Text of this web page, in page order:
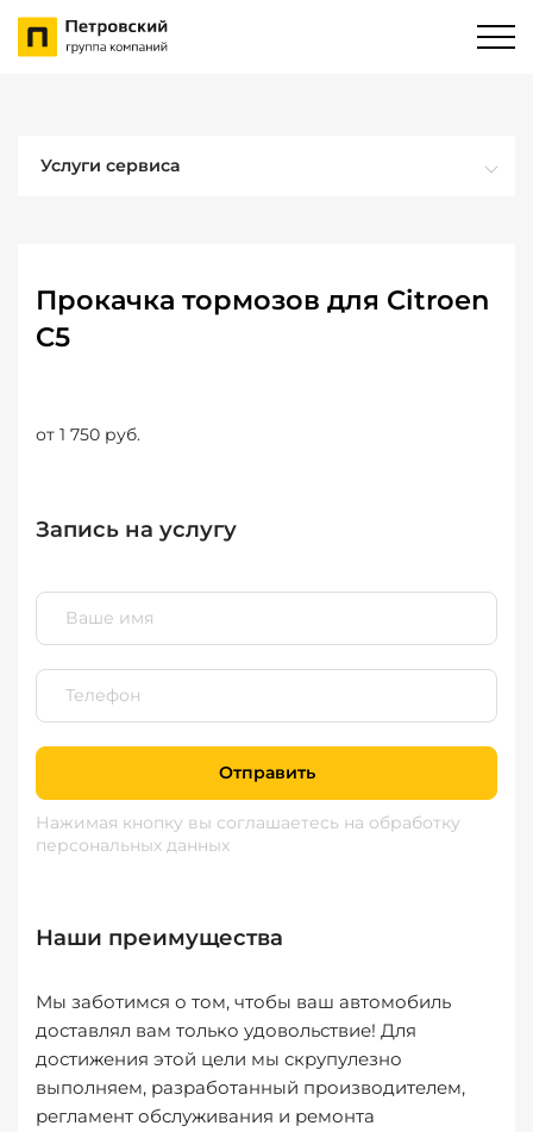
Услуги сервиса
Прокачка тормозов для Citroen
C5
от 1 750 руб.
Запись на услугу
Отправить
Нажимая кнопку вы соглашаетесь на обработку
персональных данных
Наши преимущества
Мы заботимся о том, чтобы ваш автомобиль
доставлял вам только удовольствие! Для
достижения этой цели мы скрупулезно
выполняем, разработанный производителем,
регламент обслуживания и ремонта